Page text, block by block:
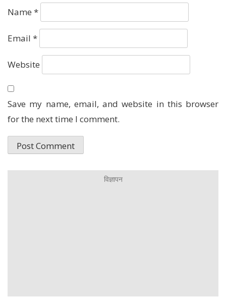
Name *
Email *
Website
Save my name, email, and website in this browser
for the next time I comment.